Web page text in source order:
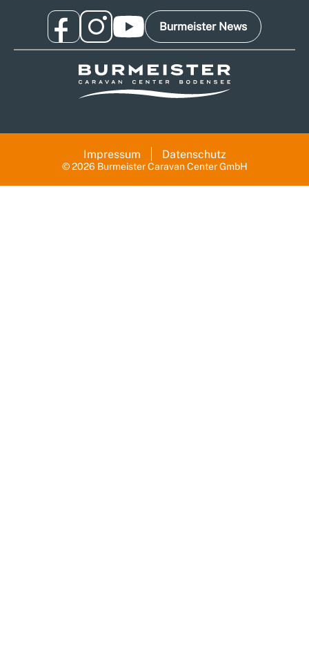
Burmeister News
© 2026 Burmeister Caravan Center GmbH
Impressum Datenschutz